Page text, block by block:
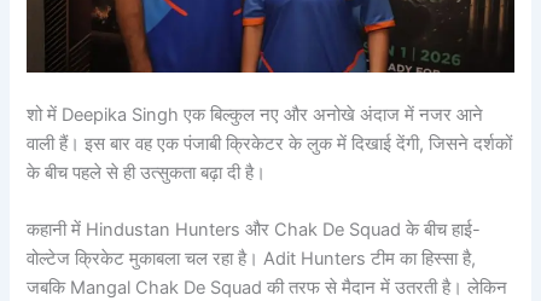
शो में Deepika Singh एक बिल्कुल नए और अनोखे अंदाज में नजर आने
वाली हैं। इस बार वह एक पंजाबी क्रिकेटर के लुक में दिखाई देंगी, जिसने दर्शकों
के बीच पहले से ही उत्सुकता बढ़ा दी है।
कहानी में Hindustan Hunters और Chak De Squad के बीच हाई-
वोल्टेज क्रिकेट मुकाबला चल रहा है। Adit Hunters टीम का हिस्सा है,
जबकि Mangal Chak De Squad की तरफ से मैदान में उतरती है। लेकिन